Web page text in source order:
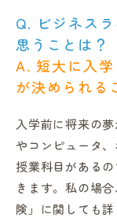
Q. ビジネス
思うことは？
A. 短大に入
が決められる
入学前に将来の
やコンピュータ
授業科目がある
きます。私の場
険」に関しても